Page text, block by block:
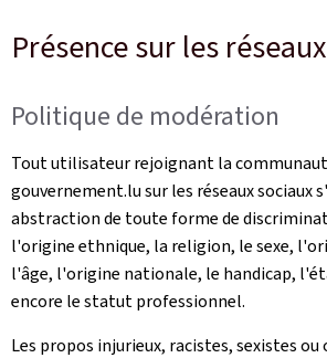
Présence sur les
Politique de modération
Tout utilisateur rejoignant la
gouvernement.lu sur les réseaux sociaux
abstraction de toute forme de
l'origine ethnique, la religion, le sexe,
l'âge, l'origine nationale, le handicap,
encore le statut professionnel.
Les propos injurieux, racistes, sexistes